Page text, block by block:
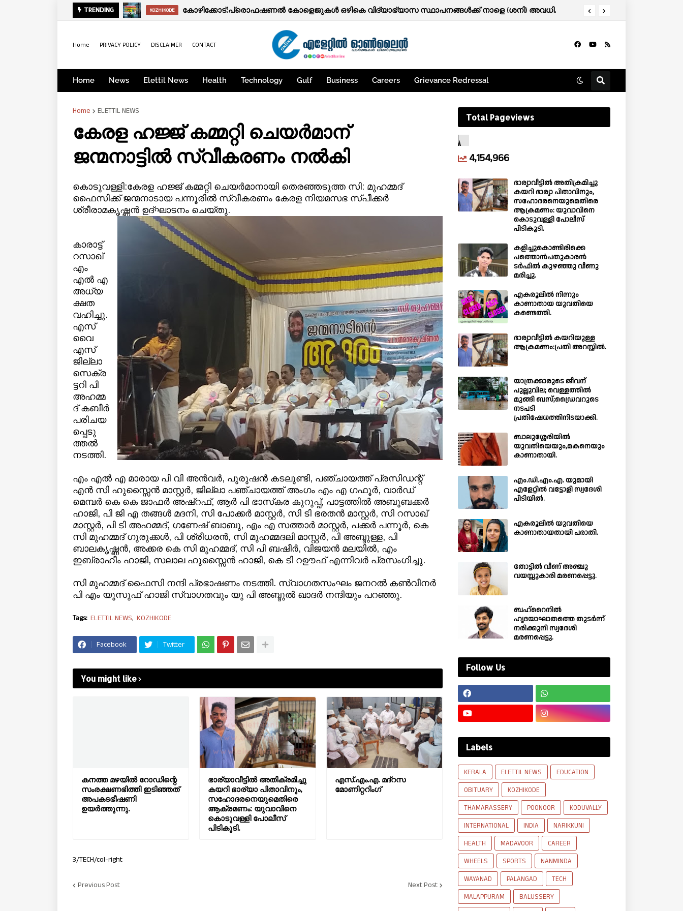
TRENDING KOZHIKODE കോഴിക്കോട്:പ്രൊഫഷണൽ കോളെജുകൾ ഒഴികെ വിദ്യാഭ്യാസ സ്ഥാപനങ്ങൾക്ക് നാളെ (ശനി) അവധി.
KERALA സായാഹ്ന വാര്‍ത്തകള്‍.
Home PRIVACY POLICY DISCLAIMER CONTACT
Home News Elettil News Health Technology Gulf Business Careers Grievance Redressal
Home ELETTIL NEWS
കേരള ഹജ്ജ് കമ്മറ്റി ചെയർമാന്
ജന്മനാട്ടിൽ സ്വീകരണം നൽകി
കൊടുവള്ളി:കേരള ഹജ്ജ് കമ്മറ്റി ചെയർമാനായി തെരഞ്ഞടുത്ത സി: മുഹമ്മദ്
ഫൈസിക്ക് ജന്മനാടായ പന്നൂരിൽ സ്വീകരണം കേരള നിയമസഭ സ്പീക്കർ
ശ്രീരാമകൃഷ്ണൻ ഉദ്ഘാടനം ചെയ്തു.
കാരാട്ട്
റസാഖ്
എം
എല്‍ എ
അധ്യ
ക്ഷത
വഹിച്ചു.
എസ്
വൈ
എസ്
ജില്ലാ
സെക്ര
ട്ടറി പി
അഹമ്മ
ദ് കബീര്‍
പരിചയ
പ്പെടു
ത്തല്‍
നടത്തി.
എം എല്‍ എ മാരായ പി വി അന്‍വര്‍, പുരുഷന്‍ കടലുണ്ടി, പഞ്ചായത്ത് പ്രസിഡന്റ്
എന്‍ സി ഹുസ്സൈന്‍ മാസ്റ്റര്‍, ജില്ലാ പഞ്ചായത്ത് അംഗം എം എ ഗഫൂര്‍, വാര്‍ഡ്
മെമ്പര്‍ കെ കെ ജാഫര്‍ അഷ്റഫ്, ആര്‍ പി ഭാസ്‌കര കുറുപ്പ്, പാട്ടത്തില്‍ അബൂബക്കര്‍
ഹാജി, പി ജി എ തങ്ങള്‍ മദനി, സി പോക്കര്‍ മാസ്റ്റര്‍, സി ടി ഭരതന്‍ മാസ്റ്റര്‍, സി റസാഖ്
മാസ്റ്റര്‍, പി ടി അഹമ്മദ്, ഗണേഷ് ബാബു, എം എ സത്താര്‍ മാസ്റ്റര്‍, പക്കര്‍ പന്നൂര്‍, കെ
സി മുഹമ്മദ് ഗുരുക്കള്‍, പി ശ്രീധരന്‍, സി മുഹമ്മദലി മാസ്റ്റര്‍, പി അബ്ദുള്ള, പി
ബാലകൃഷ്ണന്‍, അക്കര കെ സി മുഹമ്മദ്, സി പി ബഷീര്‍, വിജയന്‍ മലയില്‍, എം
ഇബ്രാഹീം ഹാജി, സലാല ഹുസ്സൈന്‍ ഹാജി, കെ ടി റഊഫ് എന്നിവര്‍ പ്രസംഗിച്ചു.
സി മുഹമ്മദ് ഫൈസി നന്ദി പ്രഭാഷണം നടത്തി. സ്വാഗതസംഘം ജനറല്‍ കണ്‍വീനര്‍
പി എം യൂസുഫ് ഹാജി സ്വാഗതവും യു പി അബ്ദുല്‍ ഖാദര്‍ നന്ദിയും പറഞ്ഞു.
Tags: ELETTIL NEWS KOZHIKODE
Facebook Twitter
You might like
കനത്ത മഴയിൽ റോഡിന്റെ
സംരക്ഷണഭിത്തി ഇടിഞ്ഞത്
അപകടഭീഷണി
ഉയർത്തുന്നു.
ഭാര്യാവീട്ടിൽ അതിക്രമിച്ചു
കയറി ഭാര്യാ പിതാവിനും,
സഹോദരനെയുമെതിരെ
ആക്രമണം: യുവാവിനെ
കൊടുവള്ളി പോലീസ്
പിടികൂടി.
എസ്.എം.എ. മദ്റസ
മോണിറ്ററിംഗ്
3/TECH/col-right
Previous Post Next Post
Total Pageviews
4,154,966
ഭാര്യാവീട്ടിൽ അതിക്രമിച്ചു
കയറി ഭാര്യാ പിതാവിനും,
സഹോദരനെയുമെതിരെ
ആക്രമണം: യുവാവിനെ
കൊടുവള്ളി പോലീസ്
പിടികൂടി.
കളിച്ചുകൊണ്ടിരിക്കെ
പത്തൊൻപതുകാരൻ
ടർഫിൽ കുഴഞ്ഞു വീണു
മരിച്ചു.
എകരൂലിൽ നിന്നും
കാണാതായ യുവതിയെ
കണ്ടെത്തി.
ഭാര്യാവീട്ടിൽ കയറിയുള്ള
ആക്രമണം:പ്രതി അറസ്റ്റിൽ.
യാത്രക്കാരുടെ ജീവന്
പുല്ലുവില; വെള്ളത്തിൽ
മുങ്ങി ബസ്;ഡ്രൈവറുടെ
നടപടി
പ്രതിഷേധത്തിനിടയാക്കി.
ബാലുശ്ശേരിയില്‍
യുവതിയെയും,മകനെയും
കാണാതായി.
എം.ഡി.എം.എ. യുമായി
എളേറ്റിൽ വട്ടോളി സ്വദേശി
പിടിയിൽ.
എകരൂലിൽ യുവതിയെ
കാണാതായതായി പരാതി.
തോട്ടിൽ വീണ് അഞ്ചു
വയസ്സുകാരി മരണപ്പെട്ടു.
ബഹ്‌റൈനിൽ
ഹൃദയാഘാതത്തെ തുടർന്ന്
നരിക്കുനി സ്വദേശി
മരണപ്പെട്ടു.
Follow Us
Labels
KERALA ELETTIL NEWS
EDUCATION
OBITUARY
KOZHIKODE
THAMARASSERY
POONOOR
KODUVALLY
INTERNATIONAL
INDIA
NARIKKUNI
HEALTH
MADAVOOR
CAREER
WHEELS
SPORTS
NANMINDA
WAYANAD
PALANGAD
TECH
MALAPPURAM
BALUSSERY